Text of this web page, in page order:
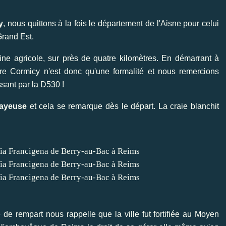
, nous quittons à la fois le département de l'Aisne pour celui
Est.
agricole, sur près de quatre kilomètres. En démarrant à
Cormicy n'est donc qu'une formalité et nous remercions
par la D530 !
et cela se remarque dès le départ. La craie blanchit
de rempart nous rappelle que la ville fut fortifiée au Moyen